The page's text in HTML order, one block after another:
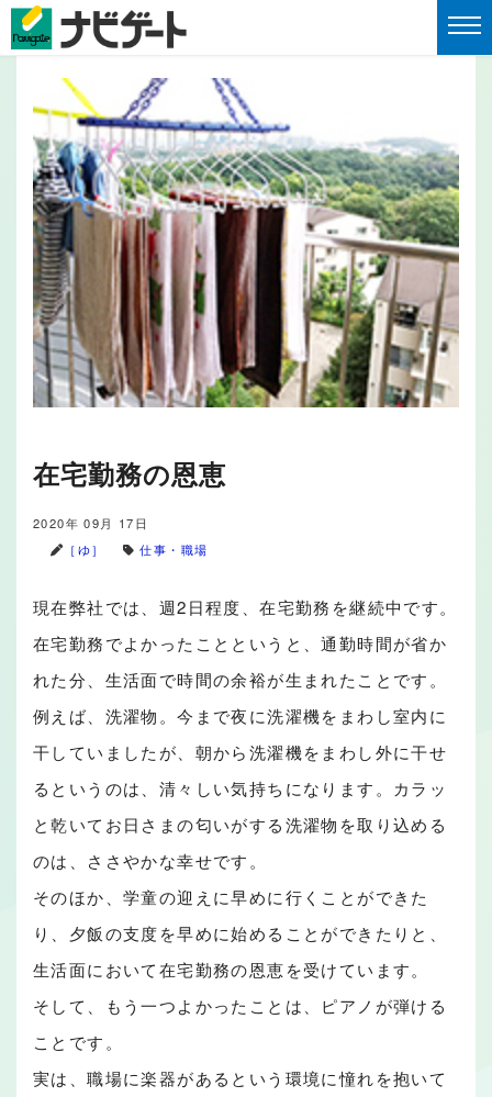
在宅勤務の恩恵
2020年 09月 17日
［ゆ］
仕事・職場
現在弊社では、週2日程度、在宅勤務を継続中です。
在宅勤務でよかったことというと、通勤時間が省か
れた分、生活面で時間の余裕が生まれたことです。
例えば、洗濯物。今まで夜に洗濯機をまわし室内に
干していましたが、朝から洗濯機をまわし外に干せ
るというのは、清々しい気持ちになります。カラッ
と乾いてお日さまの匂いがする洗濯物を取り込める
のは、ささやかな幸せです。
そのほか、学童の迎えに早めに行くことができた
り、夕飯の支度を早めに始めることができたりと、
生活面において在宅勤務の恩恵を受けています。
そして、もう一つよかったことは、ピアノが弾ける
ことです。
実は、職場に楽器があるという環境に憧れを抱いて